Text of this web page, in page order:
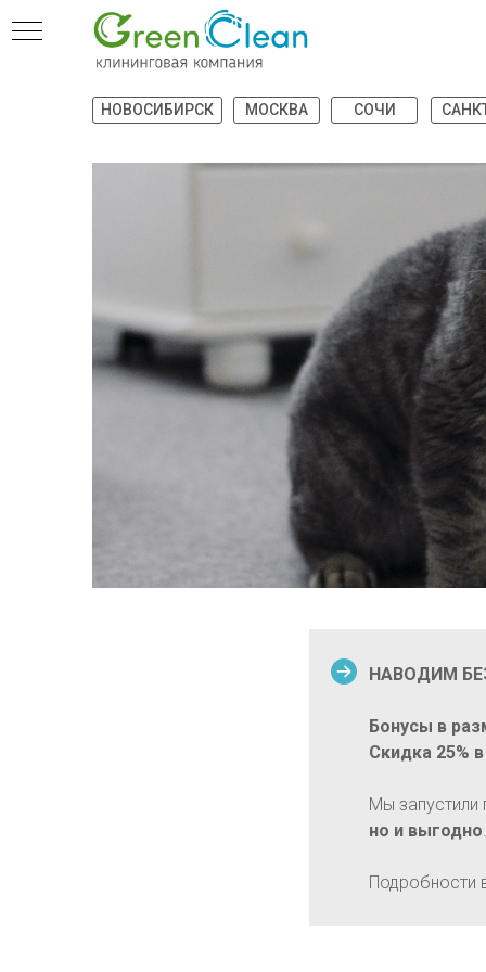
НОВОСИБИРСК МОСКВА СОЧИ
НАВОДИМ
Бонусы в
Скидка 25%
Мы
но и выгодно.
Подробности